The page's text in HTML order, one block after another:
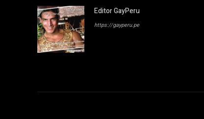
Editor GayPeru
https://gayperu.pe